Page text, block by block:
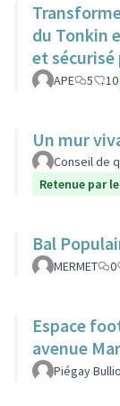
du Tonkin
et
familles.
APE 5 10
Un mur
Conseil de
Retenue par
Bal
MERMET 0
Espace
avenue
Piégay